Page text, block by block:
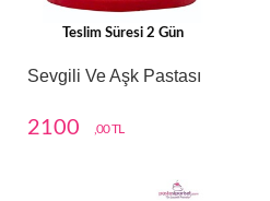
Teslim Süresi 2 Gün
Sevgili Ve Aşk Pastası
2100 ,00 TL